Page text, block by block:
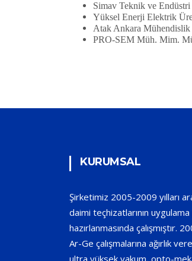
Simav Teknik ve
Yüksel Enerji Elektrik
Atak Ankara Mühendislik
PRO-SEM Müh. Mim.
KURUMSAL
Şirketimiz 2005-2009 yılları
daimi teçhizatlarının
hazırlanmasında çalışmıştır.
Ar-Ge çalışmalarına ağırlık
ultra yüksek vakum, opto-